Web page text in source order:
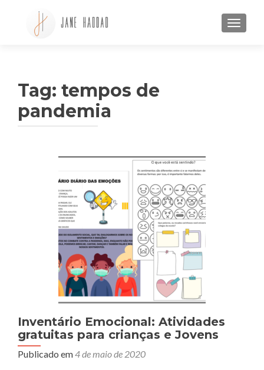
Tag: tempos de
pandemia
Inventário Emocional: Atividades
gratuitas para crianças e Jovens
Publicado em4 de maio de 2020